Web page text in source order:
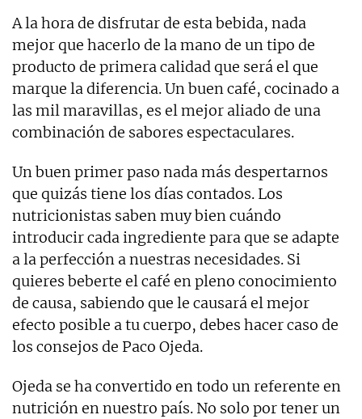
A la hora de disfrutar de esta bebida, nada
mejor que hacerlo de la mano de un tipo de
producto de primera calidad que será el que
marque la diferencia. Un buen café, cocinado a
las mil maravillas, es el mejor aliado de una
combinación de sabores espectaculares.
Un buen primer paso nada más despertarnos
que quizás tiene los días contados. Los
nutricionistas saben muy bien cuándo
introducir cada ingrediente para que se adapte
a la perfección a nuestras necesidades. Si
quieres beberte el café en pleno conocimiento
de causa, sabiendo que le causará el mejor
efecto posible a tu cuerpo, debes hacer caso de
los consejos de Paco Ojeda.
Ojeda se ha convertido en todo un referente en
nutrición en nuestro país. No solo por tener un